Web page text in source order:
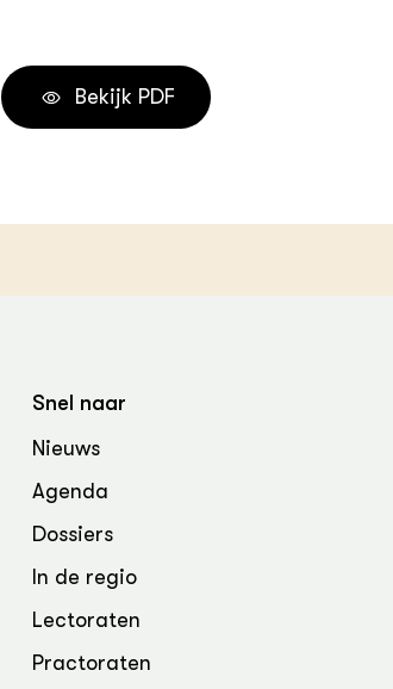
Bekijk PDF
Snel naar
Nieuws
Agenda
Dossiers
In de regio
Lectoraten
Practoraten